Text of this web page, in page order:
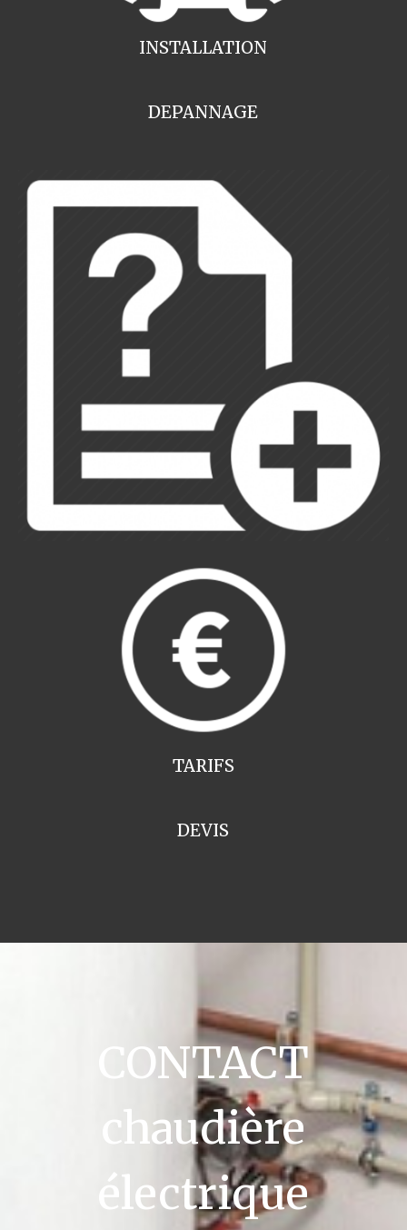
INSTALLATION
DEPANNAGE
TARIFS
DEVIS
CONTACT
chaudière
électrique